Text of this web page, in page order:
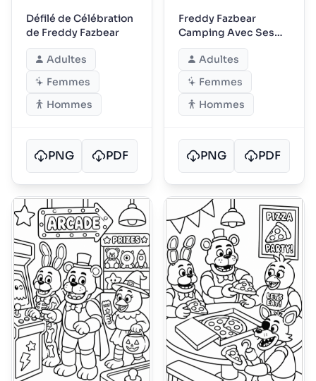
Défilé de Célébration
de Freddy Fazbear
Adultes
Femmes
Hommes
PNG PDF
Freddy Fazbear
Camping Avec Ses
Amis
Adultes
Femmes
Hommes
PNG PDF